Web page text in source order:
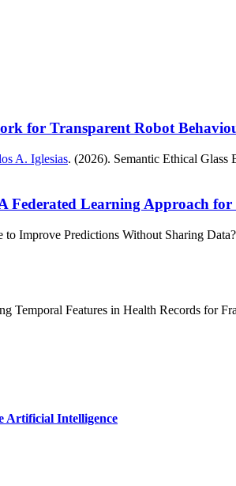
for Transparent Robot
A. Iglesias. (2026). Semantic Ethical
Federated Learning Approach
to Improve Predictions Without Sharing
Temporal Features in Health Records for
Artificial Intelligence